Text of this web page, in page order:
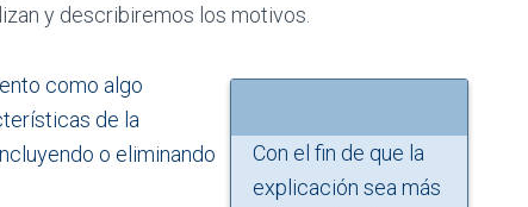
y describiremos los motivos.
Con el fin de que la
explicación sea más
como algo
de la
o eliminando